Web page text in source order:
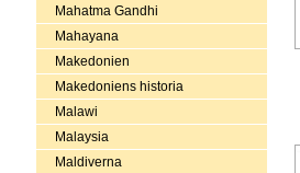
Mahatma Gandhi
Mahayana
Makedonien
Makedoniens historia
Malawi
Malaysia
Maldiverna